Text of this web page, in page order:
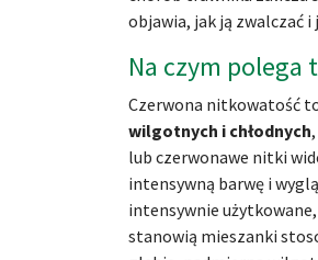
objawia, jak ją zwalczać i
Na czym
Czerwona nitkowatość
wilgotnych i chłodnych
lub czerwonawe nitki
intensywną barwę i
intensywnie
stanowią mieszanki